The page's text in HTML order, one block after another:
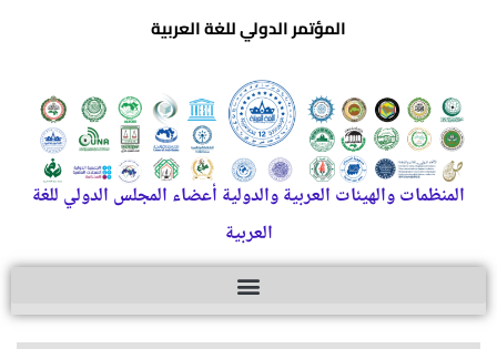
المؤتمر الدولي للغة العربية
المنظمات والهيئات العربية والدولية أعضاء المجلس الدولي للغة
العربية